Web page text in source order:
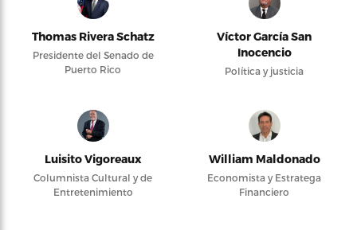
Thomas Rivera Schatz
Presidente del Senado de
Puerto Rico
Víctor García San
Inocencio
Política y justicia
Luisito Vigoreaux
Columnista Cultural y de
Entretenimiento
William Maldonado
Economista y Estratega
Financiero